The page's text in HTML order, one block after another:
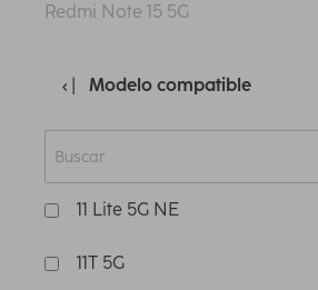
Redmi Note 15 5G
Modelo compatible
11 Lite 5G NE
11T 5G